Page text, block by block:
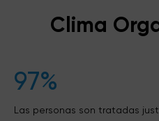
Clima
97%
Las personas son tratadas